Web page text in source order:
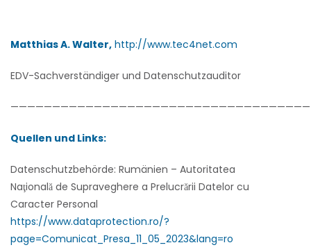
Matthias A. Walter, http://www.tec4net.com
EDV-Sachverständiger und Datenschutzauditor
Quellen und Links:
Datenschutzbehörde: Rumänien – Autoritatea
Naţională de Supraveghere a Prelucrării Datelor cu
Caracter Personal
https://www.dataprotection.ro/?
page=Comunicat_Presa_11_05_2023&lang=ro